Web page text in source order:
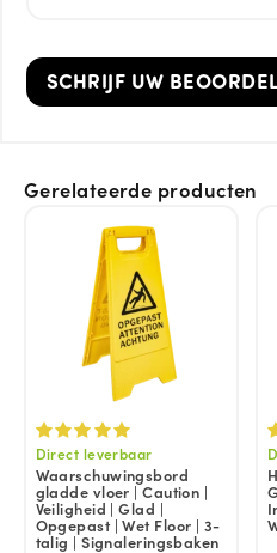
SCHRIJF UW
Gerelateerde producten
Direct leverbaar
Waarschuwingsbord
gladde vloer | Caution |
Veiligheid | Glad |
Opgepast | Wet Floor | 3-
talig | Signaleringsbaken